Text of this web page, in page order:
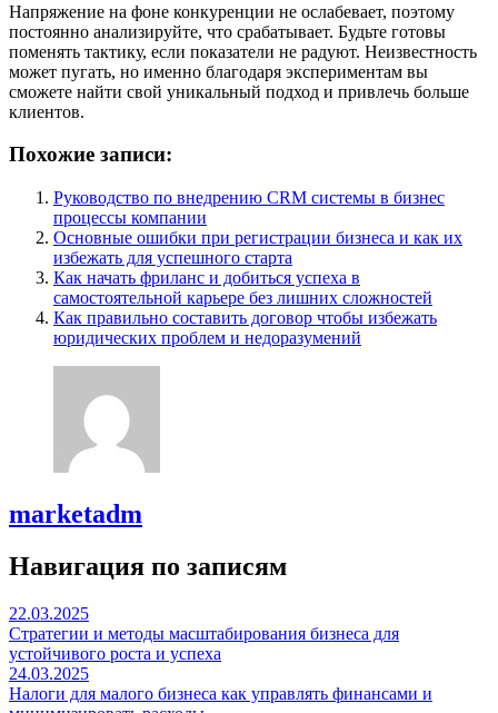
Напряжение на фоне конкуренции не ослабевает, поэтому
постоянно анализируйте, что срабатывает. Будьте готовы
поменять тактику, если показатели не радуют. Неизвестность
может пугать, но именно благодаря экспериментам вы
сможете найти свой уникальный подход и привлечь больше
клиентов.
Похожие записи:
Руководство по внедрению CRM системы в бизнес
процессы компании
Основные ошибки при регистрации бизнеса и как их
избежать для успешного старта
Как начать фриланс и добиться успеха в
самостоятельной карьере без лишних сложностей
Как правильно составить договор чтобы избежать
юридических проблем и недоразумений
marketadm
Навигация по записям
22.03.2025
Стратегии и методы масштабирования бизнеса для
устойчивого роста и успеха
24.03.2025
Налоги для малого бизнеса как управлять финансами и